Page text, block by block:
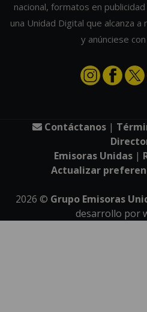
nacional, formatos en
una Unidad Digital que alcanza
y anúnciese
Contáctanos|
Emisoras Unidas |
Actualizar
2026 © Grupo Emisoras
desarrollo por